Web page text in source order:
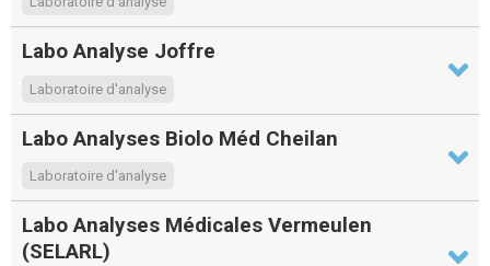
Labo Analyse Joffre
Laboratoire d'analyse
Labo Analyses Biolo Méd Cheilan
Laboratoire d'analyse
Labo Analyses Médicales Vermeulen
(SELARL)